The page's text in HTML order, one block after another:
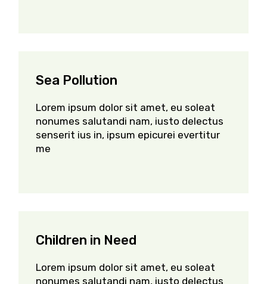
Sea Pollution
Lorem ipsum dolor sit amet, eu soleat
nonumes salutandi nam, iusto delectus
senserit ius in, ipsum epicurei evertitur
me
Children in Need
Lorem ipsum dolor sit amet, eu soleat
nonumes salutandi nam, iusto delectus